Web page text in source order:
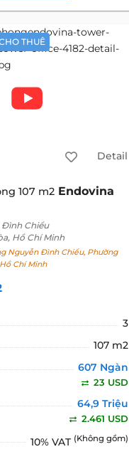
THUÊ
Detail
107 m2 Endovina
Chiểu
Hồ Chí Minh
Nguyễn Đình Chiểu, Phường
Hồ Chí Minh
3
107 m2
607 Ngàn
23 USD
64,9 Triệu
2.461 USD
10% VAT (Không gồm)